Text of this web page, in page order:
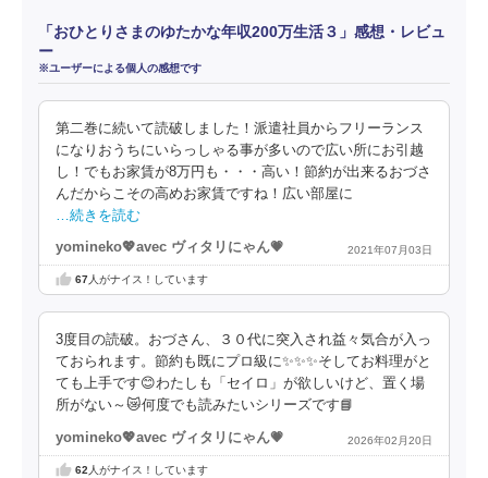
「おひとりさまのゆたかな年収200万生活３」感想・レビュ
ー
※ユーザーによる個人の感想です
第二巻に続いて読破しました！派遣社員からフリーランス
になりおうちにいらっしゃる事が多いので広い所にお引越
し！でもお家賃が8万円も・・・高い！節約が出来るおづさ
んだからこその高めお家賃ですね！広い部屋に
…続きを読む
yomineko💖avec ヴィタリにゃん💗 2021年07月03日
67人がナイス！しています
3度目の読破。おづさん、３０代に突入され益々気合が入っ
ておられます。節約も既にプロ級に✨✨✨そしてお料理がと
ても上手です😊わたしも「セイロ」が欲しいけど、置く場
所がない～😿何度でも読みたいシリーズです📘
yomineko💖avec ヴィタリにゃん💗 2026年02月20日
62 人がナイス！しています